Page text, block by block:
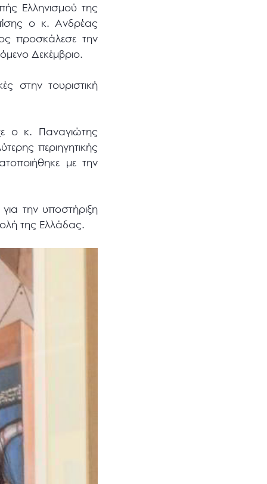
Ελληνισμού της
ο κ. Ανδρέας
προσκάλεσε την
Δεκέμβριο.
στην τουριστική
ο κ. Παναγιώτης
περιηγητικής
με την
την υποστήριξη
της Ελλάδας.